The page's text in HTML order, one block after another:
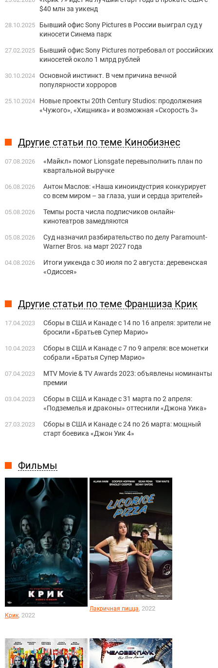
Фильмы
Крик, 2022
Лакричная пицца, 2022
$40 млн за уикенд
28.10.2025
Бывший офис Sony Pictures в России выиграл суд у
киносети Синема парк
27.02.2025
Бывший офис Sony Pictures потребовал от российских
киносетей около 1 млрд рублей
30.10.2024 Основной инстинкт. В чем причина вечной
популярности хорроров
25.10.2024
Новые проекты 20th Century Studios: продолжения
«Чужого», «Хищника» и возможная «Скорость 3»
Другие статьи по теме Кинобизнес
07.08.2026
«Майкл» помог Lionsgate перевыполнить план по
квартальной выручке
06.08.2026
Антон Маслов: «Наша киноиндустрия конкурирует
со всем миром – за глаза, уши и сердца зрителей»
05.08.2026
Темпы роста числа подписчиков онлайн-
кинотеатров замедляются
05.08.2026
Суд назначил разбирательство по делу Paramount-
Warner Bros. на март 2027 года
04.08.2026
Итоги уикенда с 30 июля по 2 августа: деревенская
«Одиссея»
Другие статьи по теме Франшиза Крик
17.04.2023
Сборы в США и Канаде с 14 по 16 апреля: зрители не
бросили «Братьев Супер Марио»
10.04.2023
Сборы в США и Канаде с 7 по 9 апреля: все монетки
собрали «Братья Супер Марио»
07.04.2023
MTV Movie & TV Awards 2023: объявлены номинанты
премии
03.04.2023
Сборы в США и Канаде с 31 марта по 2 апреля:
«Подземелья и драконы» оттеснили «Джона Уика»
27.03.2023
Сборы в США и Канаде с 24 по 26 марта: мощный
старт боевика «Джон Уик 4»